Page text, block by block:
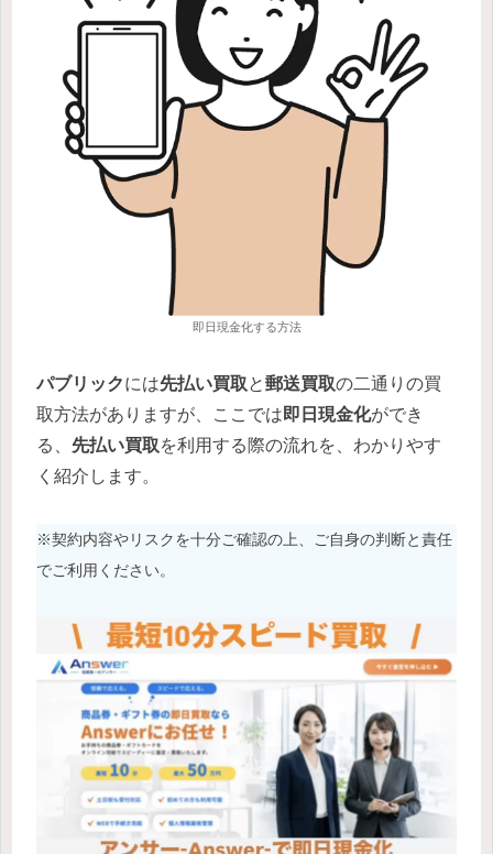
即日現金化する方法
パブリックには先払い買取と郵送買取の二通りの買
取方法がありますが、ここでは 即日現金化ができ
る、 先払い買取を利用する際の流れを、わかりやす
く紹介します。
※契約内容やリスクを十分ご確認の上、ご自身の判断と責任
でご利用ください。